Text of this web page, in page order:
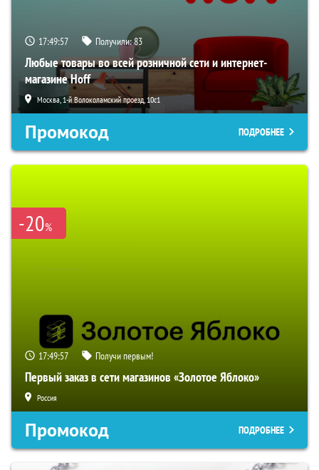
17:49:55 Получили:83
Любые товары во всей розничной сети и интернет-
магазине Hoff
Москва, 1-й Волоколамский проезд, 10с1
Промокод ПОДРОБНЕЕ
-20%
17:49:55 Получи первым!
Первый заказ в сети магазинов «Золотое Яблоко»
Россия
Промокод ПОДРОБНЕЕ